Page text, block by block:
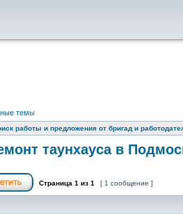
темы
работы и предложения от бригад и
таунхауса в
Страница 1 из 1 [ 1 сообщение ]